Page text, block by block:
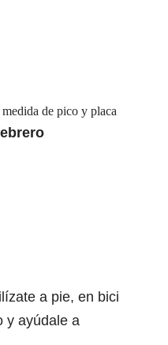
de pico y placa
a pie, en bici
y ayúdale a